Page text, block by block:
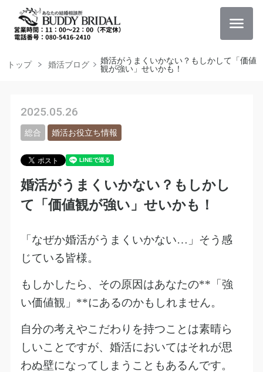
トップ 婚活ブログ
婚活がうまくいかない？もしかして「価値
観が強い」せいかも！
2025.05.26
総合 婚活お役立ち情報
婚活がうまくいかない？もしかし
て「価値観が強い」せいかも！
「なぜか婚活がうまくいかない… 」そう感
じている皆様。
もしかしたら、その原因はあなたの** 「強
い価値観」 **にあるのかもしれません。
自分の考えやこだわりを持つことは素晴ら
しいことですが、婚活においてはそれが思
わぬ壁になってしまうこともあるんです。